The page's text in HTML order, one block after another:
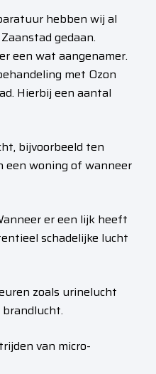
hebben wij al
gedaan.
een wat aangenamer.
met Ozon
Hierbij een aantal
bijvoorbeeld ten
een woning of wanneer
er een lijk heeft
schadelijke lucht
zoals urinelucht
van micro-